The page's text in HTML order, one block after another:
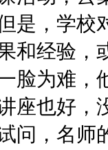
是，学校
和经验，
脸为难，
座也好，
问，名师